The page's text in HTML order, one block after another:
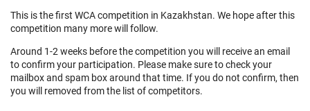
This is the first WCA competition in Kazakhstan. We hope after this
competition many more will follow.
Around 1-2 weeks before the competition you will receive an email
to confirm your participation. Please make sure to check your
mailbox and spam box around that time. If you do not confirm, then
you will removed from the list of competitors.